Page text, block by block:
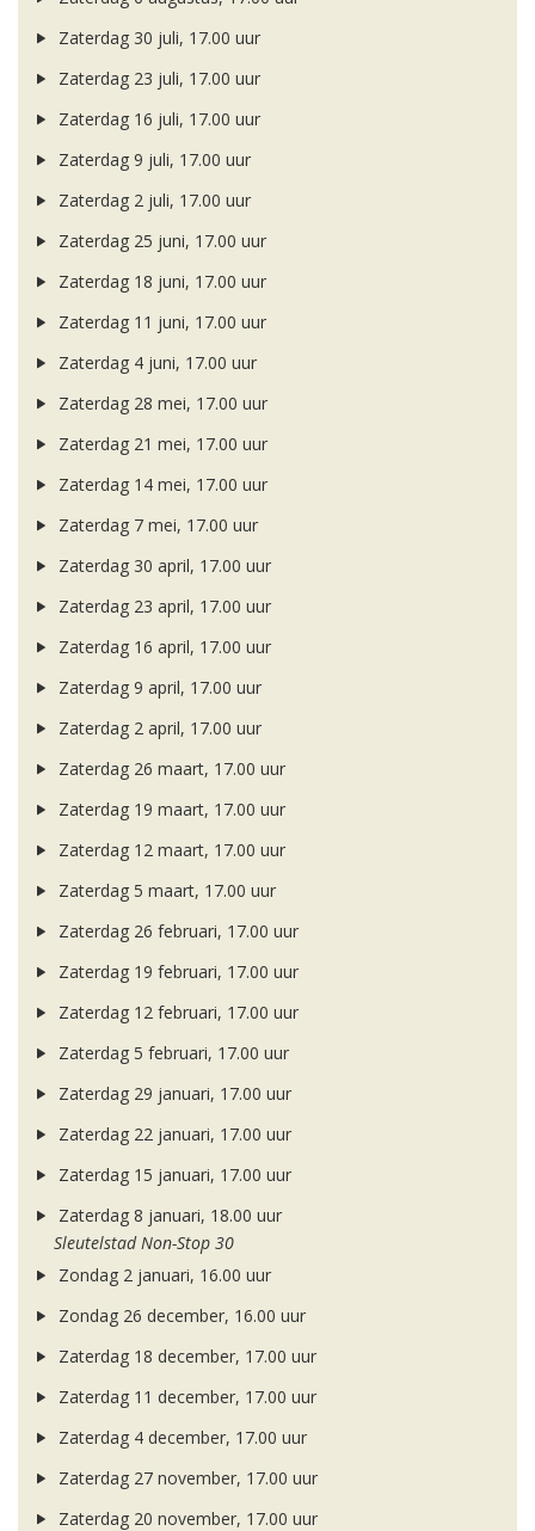
Zaterdag 30 juli, 17.00 uur
Zaterdag 23 juli, 17.00 uur
Zaterdag 16 juli, 17.00 uur
Zaterdag 9 juli, 17.00 uur
Zaterdag 2 juli, 17.00 uur
Zaterdag 25 juni, 17.00 uur
Zaterdag 18 juni, 17.00 uur
Zaterdag 11 juni, 17.00 uur
Zaterdag 4 juni, 17.00 uur
Zaterdag 28 mei, 17.00 uur
Zaterdag 21 mei, 17.00 uur
Zaterdag 14 mei, 17.00 uur
Zaterdag 7 mei, 17.00 uur
Zaterdag 30 april, 17.00 uur
Zaterdag 23 april, 17.00 uur
Zaterdag 16 april, 17.00 uur
Zaterdag 9 april, 17.00 uur
Zaterdag 2 april, 17.00 uur
Zaterdag 26 maart, 17.00 uur
Zaterdag 19 maart, 17.00 uur
Zaterdag 12 maart, 17.00 uur
Zaterdag 5 maart, 17.00 uur
Zaterdag 26 februari, 17.00 uur
Zaterdag 19 februari, 17.00 uur
Zaterdag 12 februari, 17.00 uur
Zaterdag 5 februari, 17.00 uur
Zaterdag 29 januari, 17.00 uur
Zaterdag 22 januari, 17.00 uur
Zaterdag 15 januari, 17.00 uur
Zaterdag 8 januari, 18.00 uur
Sleutelstad Non-Stop 30
Zondag 2 januari, 16.00 uur
Zondag 26 december, 16.00 uur
Zaterdag 18 december, 17.00 uur
Zaterdag 11 december, 17.00 uur
Zaterdag 4 december, 17.00 uur
Zaterdag 27 november, 17.00 uur
Zaterdag 20 november, 17.00 uur